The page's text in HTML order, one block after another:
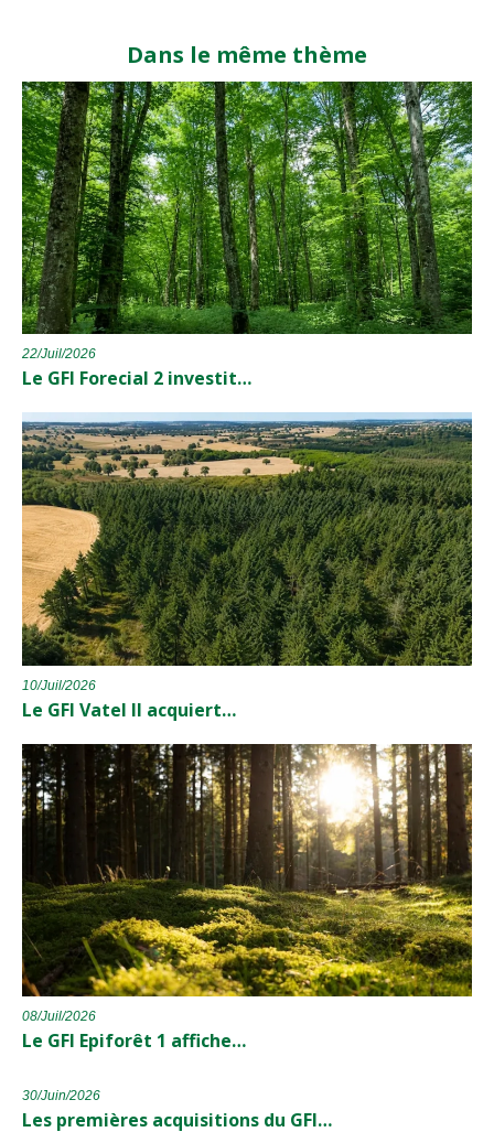
Dans le même thème
22/Juil/2026
Le GFI Forecial 2 investit…
10/Juil/2026
Le GFI Vatel II acquiert…
08/Juil/2026
Le GFI Epiforêt 1 affiche…
30/Juin/2026
Les premières acquisitions du GFI…